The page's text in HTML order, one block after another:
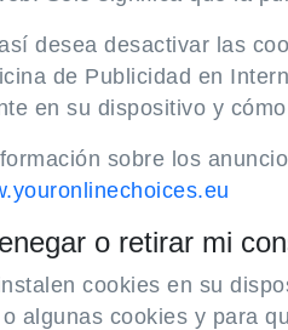
desea desactivar las
de Publicidad en
en su dispositivo y
sobre los
o retirar mi
cookies en su
algunas cookies y para